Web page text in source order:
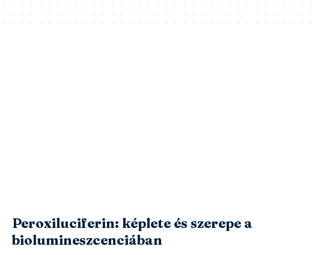
Peroxiluciferin: képlete és szerepe a
biolumineszcenciában